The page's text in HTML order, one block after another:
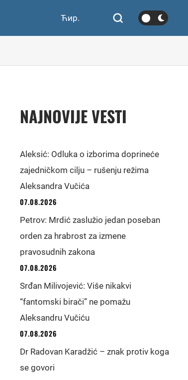
Ћир.
NAJNOVIJE VESTI
Aleksić: Odluka o izborima doprineće
zajedničkom cilju – rušenju režima
Aleksandra Vučića
07.08.2026
Petrov: Mrdić zaslužio jedan poseban
orden za hrabrost za izmene
pravosudnih zakona
07.08.2026
Srđan Milivojević: Više nikakvi
“fantomski birači” ne pomažu
Aleksandru Vučiću
07.08.2026
Dr Radovan Karadžić – znak protiv koga
se govori